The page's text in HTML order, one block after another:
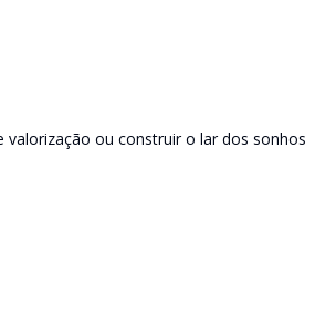
valorização ou construir o lar dos sonhos